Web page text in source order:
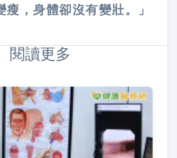
瘦，身體卻沒有變壯。」
閱讀更多